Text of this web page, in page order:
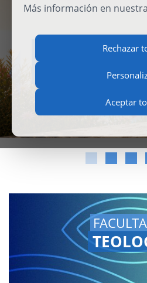
Más información en nuestra
Rechazar
Aceptar
SCHOOL